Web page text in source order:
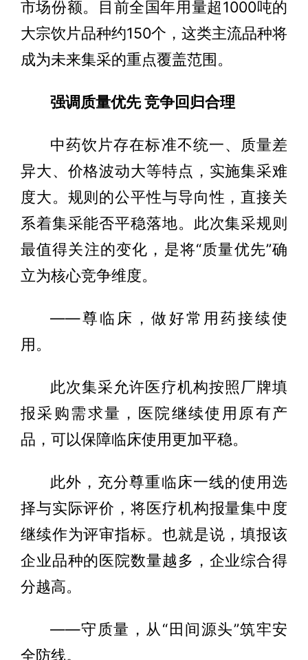
市场份额。目前全国年用量超1000吨的
大宗饮片品种约150个，这类主流品种将
成为未来集采的重点覆盖范围。
强调质量优先 竞争回归合理
中药饮片存在标准不统一、质量差
异大、价格波动大等特点，实施集采难
度大。规则的公平性与导向性，直接关
系着集采能否平稳落地。此次集采规则
最值得关注的变化，是将“质量优先”确
立为核心竞争维度。
——尊临床，做好常用药接续使
用。
此次集采允许医疗机构按照厂牌填
报采购需求量，医院继续使用原有产
品，可以保障临床使用更加平稳。
此外，充分尊重临床一线的使用选
择与实际评价，将医疗机构报量集中度
继续作为评审指标。也就是说，填报该
企业品种的医院数量越多，企业综合得
分越高。
——守质量，从“田间源头”筑牢安
全防线。